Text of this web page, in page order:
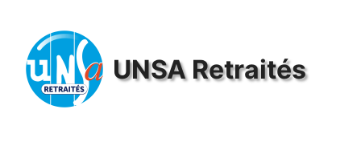
UNSARetraités